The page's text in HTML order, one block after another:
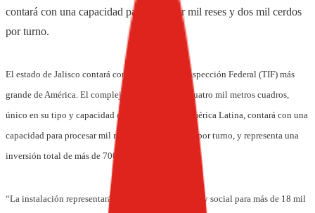
contará con una capacidad para procesar mil reses y dos mil cerdos
por turno.
El estado de Jalisco contará con el Rastro Tipo Inspección Federal (TIF) más
grande de América. El complejo, compuesto por cuatro mil metros cuadros,
único en su tipo y capacidad en México y toda América Latina, contará con una
capacidad para procesar mil reses y dos mil cerdos por turno, y representa una
inversión total de más de 700 millones de pesos.
“La instalación representará un impacto económico y social para más de 18 mil